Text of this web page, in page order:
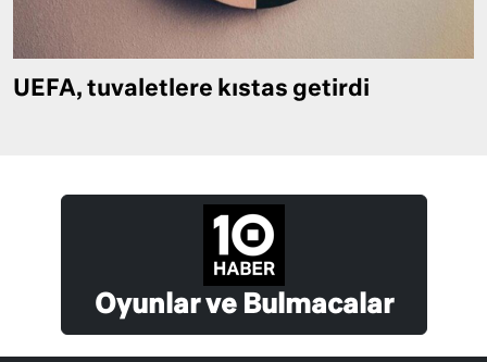
UEFA, tuvaletlere kıstas getirdi
Oyunlar ve Bulmacalar